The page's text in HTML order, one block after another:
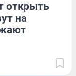
открыть
на